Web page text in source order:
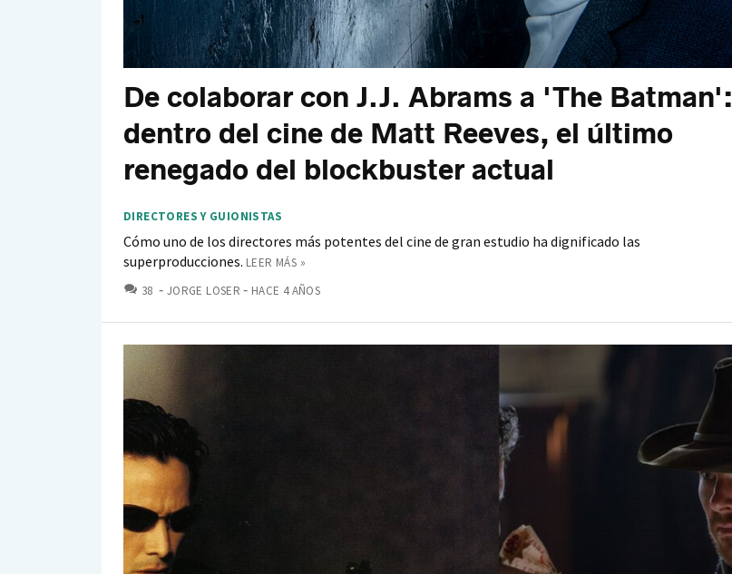
De colaborar con J.J. Abrams a 'The Batman':
dentro del cine de Matt Reeves, el último
renegado del blockbuster actual
DIRECTORES Y GUIONISTAS
Cómo uno de los directores más potentes del cine de gran estudio ha dignificado las
superproducciones. LEER MÁS »
38 COMENTARIOS
JORGE LOSER HACE 4 AÑOS